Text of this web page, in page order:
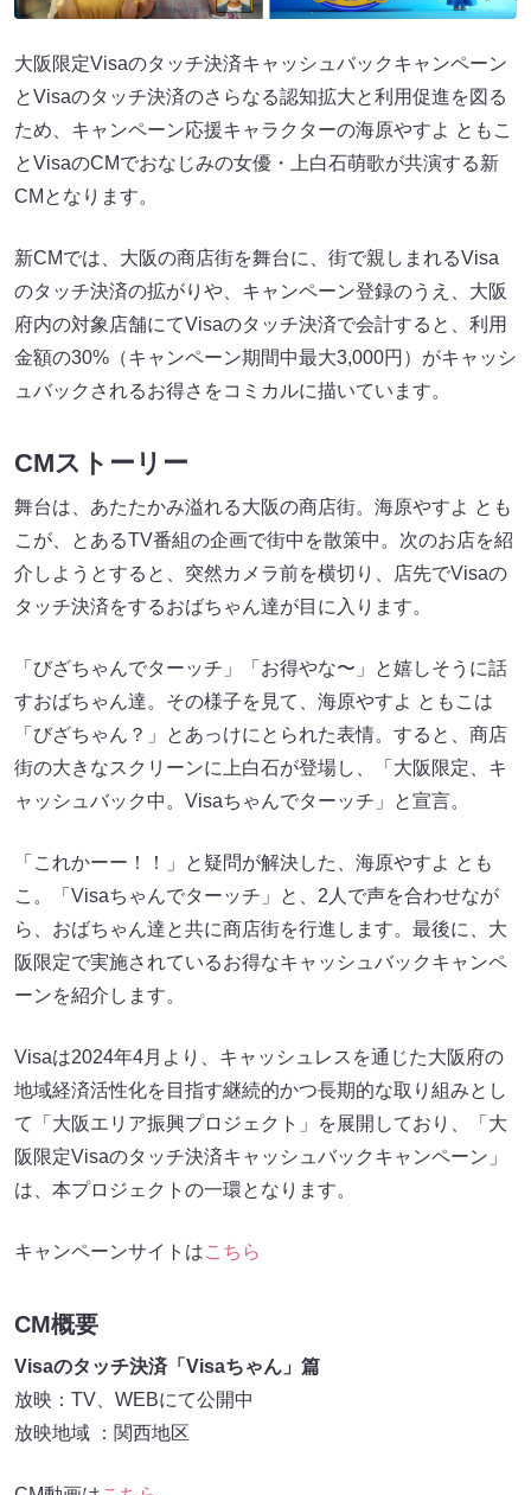
大阪限定Visaのタッチ決済キャッシュバックキャンペーン
とVisaのタッチ決済のさらなる認知拡大と利用促進を図る
ため、キャンペーン応援キャラクターの海原やすよ ともこ
とVisaのCMでおなじみの女優・上白石萌歌が共演する新
CMとなります。
新CMでは、大阪の商店街を舞台に、街で親しまれるVisa
のタッチ決済の拡がりや、キャンペーン登録のうえ、大阪
府内の対象店舗にてVisaのタッチ決済で会計すると、利用
金額の30%（キャンペーン期間中最大3,000円）がキャッシ
ュバックされるお得さをコミカルに描いています。
CMストーリー
舞台は、あたたかみ溢れる大阪の商店街。海原やすよ とも
こが、とあるTV番組の企画で街中を散策中。次のお店を紹
介しようとすると、突然カメラ前を横切り、店先でVisaの
タッチ決済をするおばちゃん達が目に入ります。
「びざちゃんでターッチ」「お得やな〜」と嬉しそうに話
すおばちゃん達。その様子を見て、海原やすよ ともこは
「びざちゃん？」とあっけにとられた表情。すると、商店
街の大きなスクリーンに上白石が登場し、「大阪限定、キ
ャッシュバック中。Visaちゃんでターッチ」と宣言。
「これかーー！！」と疑問が解決した、海原やすよ とも
こ。「Visaちゃんでターッチ」と、2人で声を合わせなが
ら、おばちゃん達と共に商店街を行進します。最後に、大
阪限定で実施されているお得なキャッシュバックキャンペ
ーンを紹介します。
Visaは2024年4月より、キャッシュレスを通じた大阪府の
地域経済活性化を目指す継続的かつ長期的な取り組みとし
て「大阪エリア振興プロジェクト」を展開しており、「大
阪限定Visaのタッチ決済キャッシュバックキャンペーン」
は、本プロジェクトの一環となります。
キャンペーンサイトはこちら
CM概要
Visaのタッチ決済「Visaちゃん」篇
放映：TV、WEBにて公開中
放映地域 ：関西地区